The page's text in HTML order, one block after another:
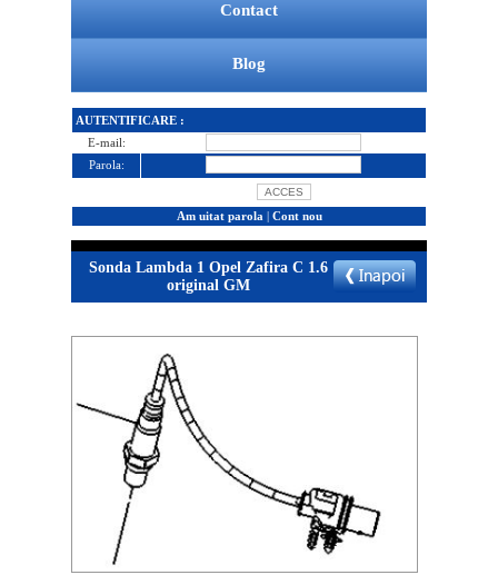
Contact
Blog
AUTENTIFICARE :
E-mail:
Parola:
Am uitat parola | Cont nou
Sonda Lambda 1 Opel Zafira C 1.6
original GM